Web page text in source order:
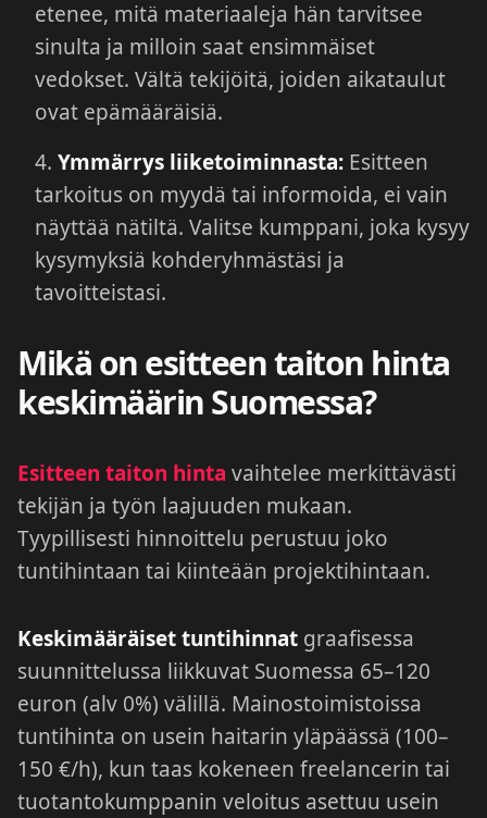
etenee, mitä materiaaleja hän tarvitsee
sinulta ja milloin saat ensimmäiset
vedokset. Vältä tekijöitä, joiden aikataulut
ovat epämääräisiä.
Ymmärrys liiketoiminnasta: Esitteen
tarkoitus on myydä tai informoida, ei vain
näyttää nätiltä. Valitse kumppani, joka kysyy
kysymyksiä kohderyhmästäsi ja
tavoitteistasi.
Mikä on esitteen taiton hinta
keskimäärin Suomessa?
Esitteen taiton hinta vaihtelee merkittävästi
tekijän ja työn laajuuden mukaan.
Tyypillisesti hinnoittelu perustuu joko
tuntihintaan tai kiinteään projektihintaan.
Keskimääräiset tuntihinnat graafisessa
suunnittelussa liikkuvat Suomessa 65–120
euron (alv 0%) välillä. Mainostoimistoissa
tuntihinta on usein haitarin yläpäässä (100–
150 €/h), kun taas kokeneen freelancerin tai
tuotantokumppanin veloitus asettuu usein